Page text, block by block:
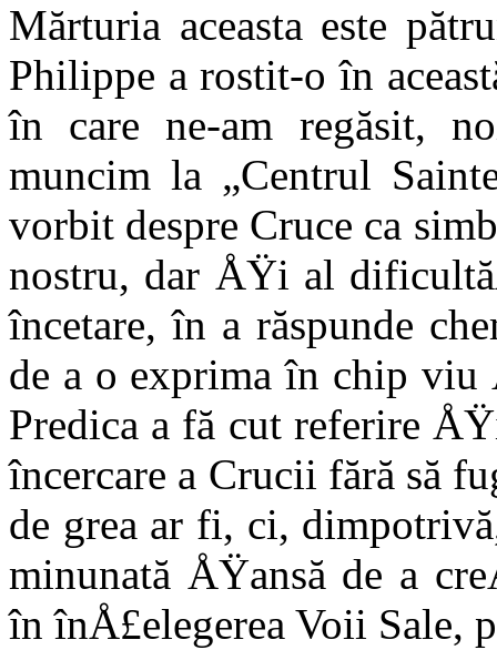
Mărturia aceasta este
Philippe a rostit-o în
în care ne-am regăsit,
muncim la „Centrul
vorbit despre Cruce ca
nostru, dar ÅŸi al
încetare, în a răspunde
de a o exprima în chip
Predica a fă­ cut referire
încercare a Crucii fără să
de grea ar fi, ci,
minu­nată ÅŸansă de a
în înÅ£elegerea Voii Sale,